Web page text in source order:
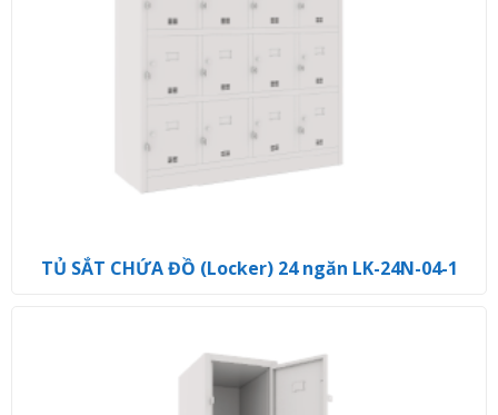
TỦ SẮT CHỨA ĐỒ (Locker) 24 ngăn LK-24N-04-1